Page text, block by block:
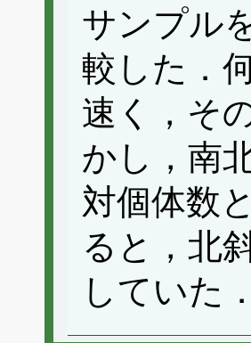
サンプル
較した．
速く，そ
かし，南
対個体数
ると，北
していた．